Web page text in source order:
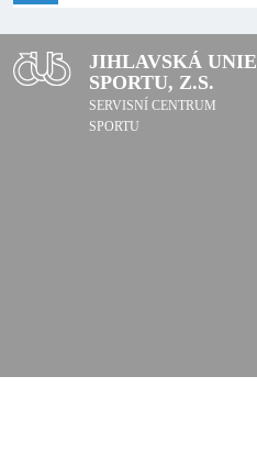
JIHLAVSKÁ UNIE
SPORTU, Z.S.
SERVISNÍ CENTRUM
SPORTU